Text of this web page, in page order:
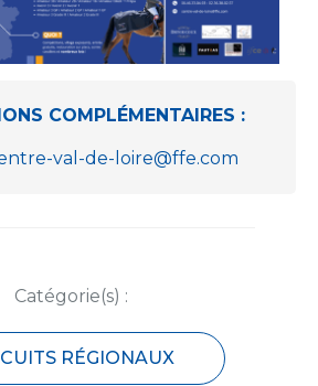
COMPLÉMENTAIRES :
val-de-loire@ffe.com
Catégorie(s) :
RÉGIONAUX